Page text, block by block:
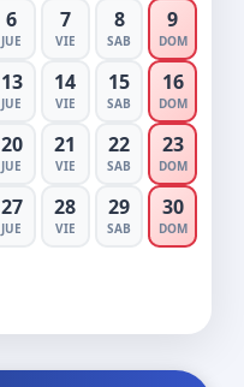
6
JUE
7
VIE
8
SAB
9
DOM
13
JUE
14
VIE
15
SAB
16
DOM
20
JUE
21
VIE
22
SAB
23
DOM
27
JUE
28
VIE
29
SAB
30
DOM